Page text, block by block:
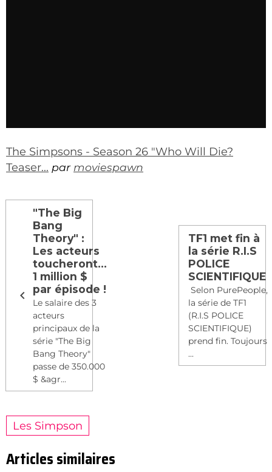
The Simpsons - Season 26 "Who Will Die?
Teaser... par moviespawn
"The Big
Bang
Theory" :
Les acteurs
toucheront...
1 million $
par épisode !
Le salaire des 3
acteurs
principaux de la
série "The Big
Bang Theory"
passe de 350.000
$ &agr...
TF1 met fin à
la série R.I.S
POLICE
SCIENTIFIQUE
Selon PurePeople,
la série de TF1
(R.I.S POLICE
SCIENTIFIQUE)
prend fin. Toujours
...
Les Simpson
Articles similaires